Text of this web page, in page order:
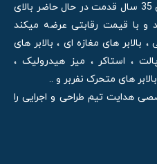
همچنین شرکت ایران یدک با بیش 35 سال قدمت در حال حاضر بالای
و با قیمت رقابتی عرضه میکند
بالابر های مغازه ای ، بالابر های
، استاکر ، میز هیدرولیک ،
های متحرک نفربر و ..
هدایت تیم طراحی و اجرایی را